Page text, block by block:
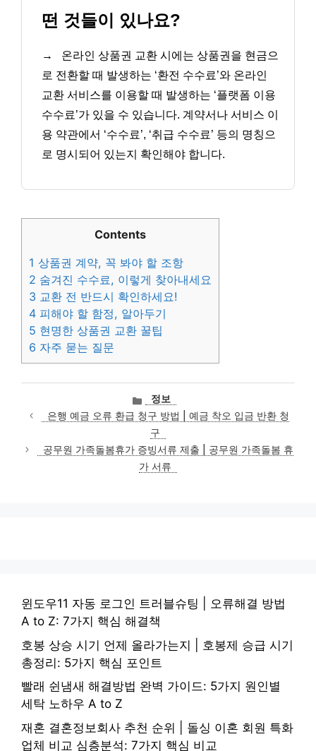
떤 것들이 있나요?
→
온라인 상품권 교환 시에는 상품권을 현금으
로 전환할 때 발생하는 ‘환전 수수료’와 온라인
교환 서비스를 이용할 때 발생하는 ‘플랫폼 이용
수수료’가 있을 수 있습니다. 계약서나 서비스 이
용 약관에서 ‘수수료’, ‘취급 수수료’ 등의 명칭으
로 명시되어 있는지 확인해야 합니다.
Contents
1 상품권 계약, 꼭 봐야 할 조항
2 숨겨진 수수료, 이렇게 찾아내세요
3 교환 전 반드시 확인하세요!
4 피해야 할 함정, 알아두기
5 현명한 상품권 교환 꿀팁
6 자주 묻는 질문
카
테
고
리
정보
은행 예금 오류 환급 청구 방법 | 예금 착오 입금 반환 청
구
공무원 가족돌봄휴가 증빙서류 제출 | 공무원 가족돌봄 휴
가 서류
윈도우11 자동 로그인 트러블슈팅 | 오류해결 방법
A to Z: 7가지 핵심 해결책
호봉 상승 시기 언제 올라가는지 | 호봉제 승급 시기
총정리: 5가지 핵심 포인트
빨래 쉰냄새 해결방법 완벽 가이드: 5가지 원인별
세탁 노하우 A to Z
재혼 결혼정보회사 추천 순위 | 돌싱 이혼 회원 특화
업체 비교 심층분석: 7가지 핵심 비교